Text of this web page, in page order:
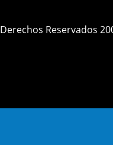
Reservados